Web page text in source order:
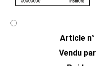
Article n°
Vendu par